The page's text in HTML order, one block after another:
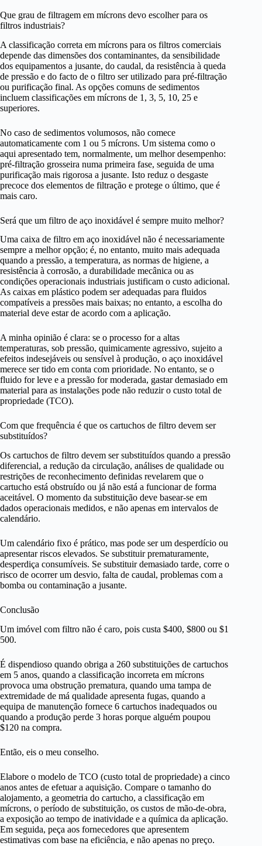
Que grau de filtragem em mícrons devo escolher para os
filtros industriais?
A classificação correta em mícrons para os filtros comerciais
depende das dimensões dos contaminantes, da sensibilidade
dos equipamentos a jusante, do caudal, da resistência à queda
de pressão e do facto de o filtro ser utilizado para pré-filtração
ou purificação final. As opções comuns de sedimentos
incluem classificações em mícrons de 1, 3, 5, 10, 25 e
superiores.
No caso de sedimentos volumosos, não comece
automaticamente com 1 ou 5 mícrons. Um sistema como o
aqui apresentado tem, normalmente, um melhor desempenho:
pré-filtração grosseira numa primeira fase, seguida de uma
purificação mais rigorosa a jusante. Isto reduz o desgaste
precoce dos elementos de filtração e protege o último, que é
mais caro.
Será que um filtro de aço inoxidável é sempre muito melhor?
Uma caixa de filtro em aço inoxidável não é necessariamente
sempre a melhor opção; é, no entanto, muito mais adequada
quando a pressão, a temperatura, as normas de higiene, a
resistência à corrosão, a durabilidade mecânica ou as
condições operacionais industriais justificam o custo adicional.
As caixas em plástico podem ser adequadas para fluidos
compatíveis a pressões mais baixas; no entanto, a escolha do
material deve estar de acordo com a aplicação.
A minha opinião é clara: se o processo for a altas
temperaturas, sob pressão, quimicamente agressivo, sujeito a
efeitos indesejáveis ou sensível à produção, o aço inoxidável
merece ser tido em conta com prioridade. No entanto, se o
fluido for leve e a pressão for moderada, gastar demasiado em
material para as instalações pode não reduzir o custo total de
propriedade (TCO).
Com que frequência é que os cartuchos de filtro devem ser
substituídos?
Os cartuchos de filtro devem ser substituídos quando a pressão
diferencial, a redução da circulação, análises de qualidade ou
restrições de reconhecimento definidas revelarem que o
cartucho está obstruído ou já não está a funcionar de forma
aceitável. O momento da substituição deve basear-se em
dados operacionais medidos, e não apenas em intervalos de
calendário.
Um calendário fixo é prático, mas pode ser um desperdício ou
apresentar riscos elevados. Se substituir prematuramente,
desperdiça consumíveis. Se substituir demasiado tarde, corre o
risco de ocorrer um desvio, falta de caudal, problemas com a
bomba ou contaminação a jusante.
Conclusão
Um imóvel com filtro não é caro, pois custa $400, $800 ou $1
500.
É dispendioso quando obriga a 260 substituições de cartuchos
em 5 anos, quando a classificação incorreta em mícrons
provoca uma obstrução prematura, quando uma tampa de
extremidade de má qualidade apresenta fugas, quando a
equipa de manutenção fornece 6 cartuchos inadequados ou
quando a produção perde 3 horas porque alguém poupou
$120 na compra.
Então, eis o meu conselho.
Elabore o modelo de TCO (custo total de propriedade) a cinco
anos antes de efetuar a aquisição. Compare o tamanho do
alojamento, a geometria do cartucho, a classificação em
mícrons, o período de substituição, os custos de mão-de-obra,
a exposição ao tempo de inatividade e a química da aplicação.
Em seguida, peça aos fornecedores que apresentem
estimativas com base na eficiência, e não apenas no preço.